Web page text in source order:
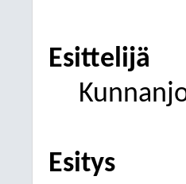
Esittelijä
Esitys